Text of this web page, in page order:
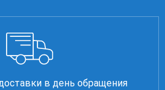
в день обращения